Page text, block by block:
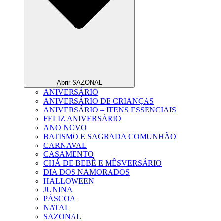
Abrir SAZONAL
ANIVERSÁRIO
ANIVERSÁRIO DE CRIANÇAS
ANIVERSÁRIO – ITENS ESSENCIAIS
FELIZ ANIVERSÁRIO
ANO NOVO
BATISMO E SAGRADA COMUNHÃO
CARNAVAL
CASAMENTO
CHÁ DE BEBÊ E MÊSVERSÁRIO
DIA DOS NAMORADOS
HALLOWEEN
JUNINA
PÁSCOA
NATAL
SAZONAL